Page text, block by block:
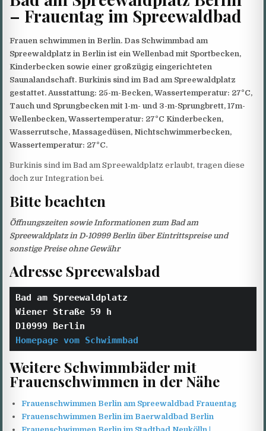
– Frauentag im Spreewaldbad
Frauen schwimmen in Berlin. Das Schwimmbad am
Spreewaldplatz in Berlin ist ein Wellenbad mit Sportbecken,
Kinderbecken sowie einer großzügig eingerichteten
Saunalandschaft. Burkinis sind im Bad am Spreewaldplatz
gestattet. Ausstattung: 25-m-Becken, Wassertemperatur: 27°C,
Tauch und Sprungbecken mit 1-m- und 3-m-Sprungbrett, 17m-
Wellenbecken, Wassertemperatur: 27°C Kinderbecken,
Wasserrutsche, Massagedüsen, Nichtschwimmerbecken,
Wassertemperatur: 27°C.
Burkinis sind im Bad am Spreewaldplatz erlaubt, tragen diese
doch zur Integration bei.
Bitte beachten
Öffnungszeiten sowie Informationen zum Bad am
Spreewaldplatz in D-10999 Berlin über Eintrittspreise und
sonstige Preise ohne Gewähr
Adresse Spreewalsbad
Bad am Spreewaldplatz
Wiener Straße 59 h
D10999 Berlin
Homepage vom Schwimmbad
Weitere Schwimmbäder mit
Frauenschwimmen in der Nähe
Frauenschwimmen Berlin am Spreewaldbad Frauentag
Frauenschwimmen Berlin im Baerwaldbad Berlin